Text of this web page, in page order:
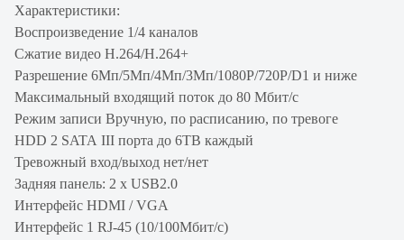
Характеристики:
Воспроизведение 1/4 каналов
Сжатие видео H.264/H.264+
Разрешение 6Mп/5Mп/4Mп/3Mп/1080P/720P/D1 и ниже
Максимальный входящий поток до 80 Мбит/с
Режим записи Вручную, по расписанию, по тревоге
HDD 2 SATA III порта до 6TB каждый
Тревожный вход/выход нет/нет
Задняя панель: 2 x USB2.0
Интерфейс HDMI / VGA
Интерфейс 1 RJ-45 (10/100Мбит/с)